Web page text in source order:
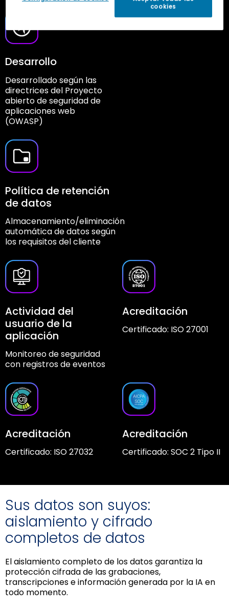
Desarrollo
Desarrollado según las
directrices del Proyecto
abierto de seguridad de
aplicaciones web
(OWASP)
Política de retención
de datos
Almacenamiento/eliminación
automática de datos según
los requisitos del cliente
Actividad del
usuario de la
aplicación
Monitoreo de seguridad
con registros de eventos
Acreditación
Certificado: ISO 27001
Acreditación
Certificado: ISO 27032
Acreditación
Certificado: SOC 2 Tipo II
Sus datos son suyos:
aislamiento y cifrado
completos de datos
El aislamiento completo de los datos garantiza la
protección cifrada de las grabaciones,
transcripciones e información generada por la IA en
todo momento.
cookies